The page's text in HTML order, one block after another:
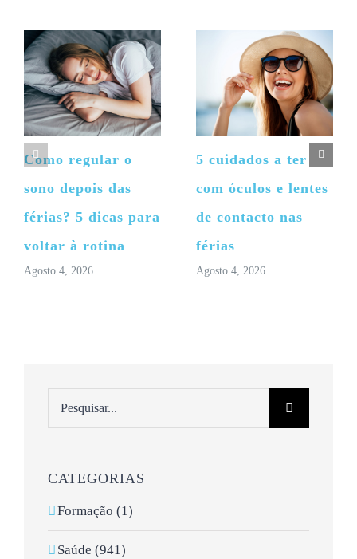
Como regular o
sono depois das
férias? 5 dicas para
voltar à rotina
Agosto 4, 2026
5 cuidados a ter
com óculos e lentes
de contacto nas
férias
Agosto 4, 2026
CATEGORIAS
Formação (1)
Saúde (941)